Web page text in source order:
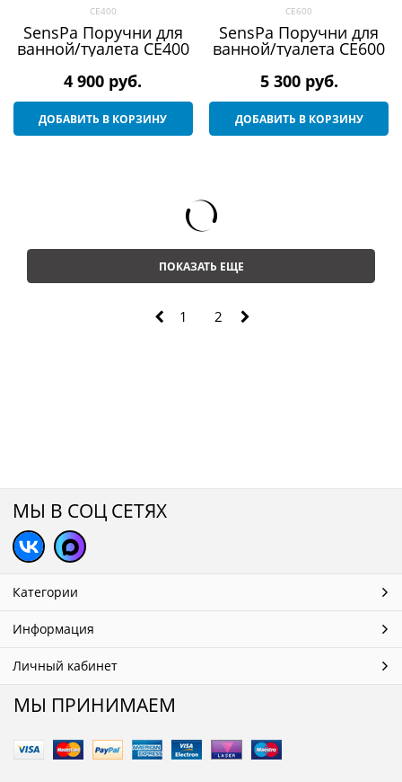
CE400
SensPa Поручни для
ванной/туалета CE400
4 900 руб.
ДОБАВИТЬ В КОРЗИНУ
CE600
SensPa Поручни для
ванной/туалета CE600
5 300 руб.
ДОБАВИТЬ В КОРЗИНУ
ПОКАЗАТЬ ЕЩЕ
1 2
МЫ В СОЦ СЕТЯХ
Категории
Информация
Личный кабинет
МЫ ПРИНИМАЕМ